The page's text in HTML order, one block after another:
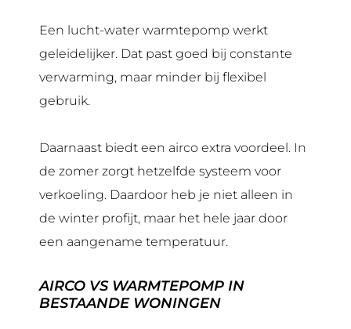
Een lucht-water warmtepomp werkt
geleidelijker. Dat past goed bij constante
verwarming, maar minder bij flexibel
gebruik.
Daarnaast biedt een airco extra voordeel. In
de zomer zorgt hetzelfde systeem voor
verkoeling. Daardoor heb je niet alleen in
de winter profijt, maar het hele jaar door
een aangename temperatuur.
AIRCO VS WARMTEPOMP IN
BESTAANDE WONINGEN